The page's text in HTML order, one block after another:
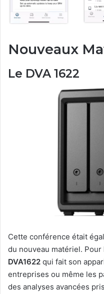
Nouveaux
Le DVA 1622
Cette conférence était
du nouveau matériel. Pour
DVA1622 qui fait son
entreprises ou même les
des analyses avancées